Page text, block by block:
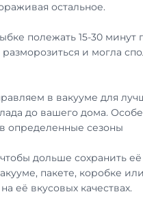
остальное.
полежать 15-30 минут
и могла
в вакууме для
до вашего дома.
определенные сезоны
дольше сохранить
пакете, коробке
её вкусовых качествах.